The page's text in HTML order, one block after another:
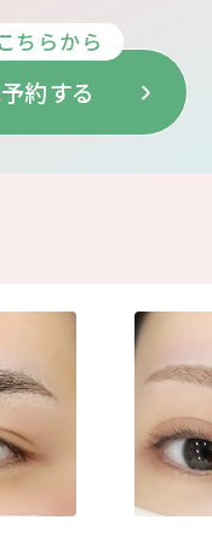
ちらから
約する